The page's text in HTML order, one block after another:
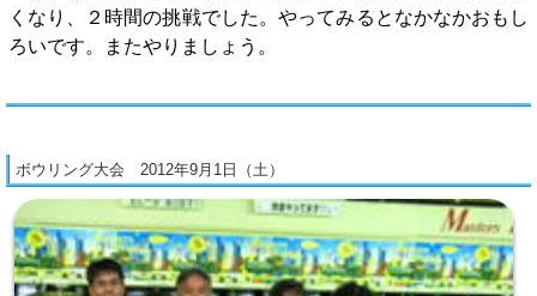
くなり、２時間の挑戦でした。やってみるとなかなかおもし
ろいです。またやりましょう。
ボウリング大会 2012年9月1日（土）